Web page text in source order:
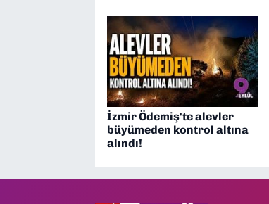
İzmir Ödemiş'te alevler
büyümeden kontrol altına
alındı!